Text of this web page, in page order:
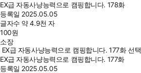
EX급 자동사냥능력으로 캠핑합니다. 178화
등록일 2025.05.05
글자수 약 4.9천 자
100원
소장
EX급 자동사냥능력으로 캠핑합니다. 177화 선택
EX급 자동사냥능력으로 캠핑합니다. 177화
등록일 2025.05.05